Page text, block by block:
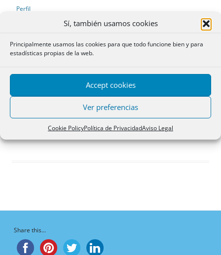
Sí, también usamos cookies
Principalmente usamos las cookies para que todo funcione bien y para
estadísticas propias de la web.
Accept cookies
Ver preferencias
Cookie PolicyPolítica de PrivacidadAviso Legal
Perfil
Debates iniciados
Respuestas creadas
Participaciones
Favoritos
Debates en los que
participa
¡Vaya, no hay debates aquí!
Share this...